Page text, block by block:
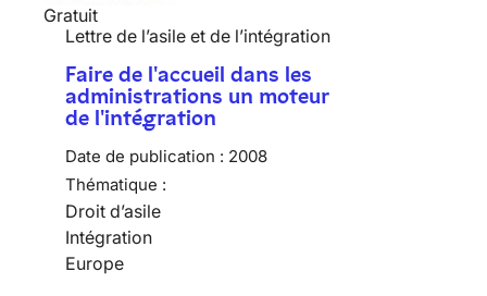
Gratuit
Lettre de l’asile et de l’intégration
Faire de l'accueil dans les
administrations un moteur
de l'intégration
Date de publication : 2008
Thématique :
Droit d’asile
Intégration
Europe